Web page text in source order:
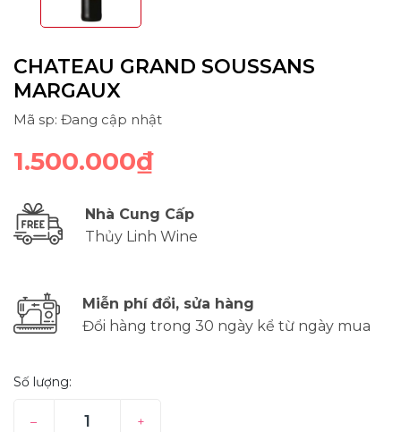
CHATEAU GRAND SOUSSANS
MARGAUX
Mã sp: Đang cập nhật
1.500.000₫
Nhà Cung Cấp
Thủy Linh Wine
Miễn phí đổi, sửa hàng
Đổi hàng trong 30 ngày kể từ ngày mua
Số lượng:
– +